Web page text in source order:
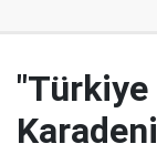
"Türkiye